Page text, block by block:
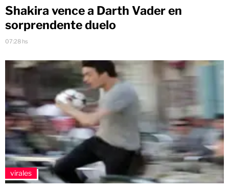
Shakira vence a Darth Vader en
sorprendente duelo
07:28 hs
virales